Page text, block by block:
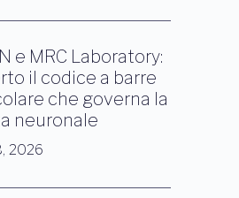
e MRC Laboratory:
il codice a barre
che governa la
neuronale
2026